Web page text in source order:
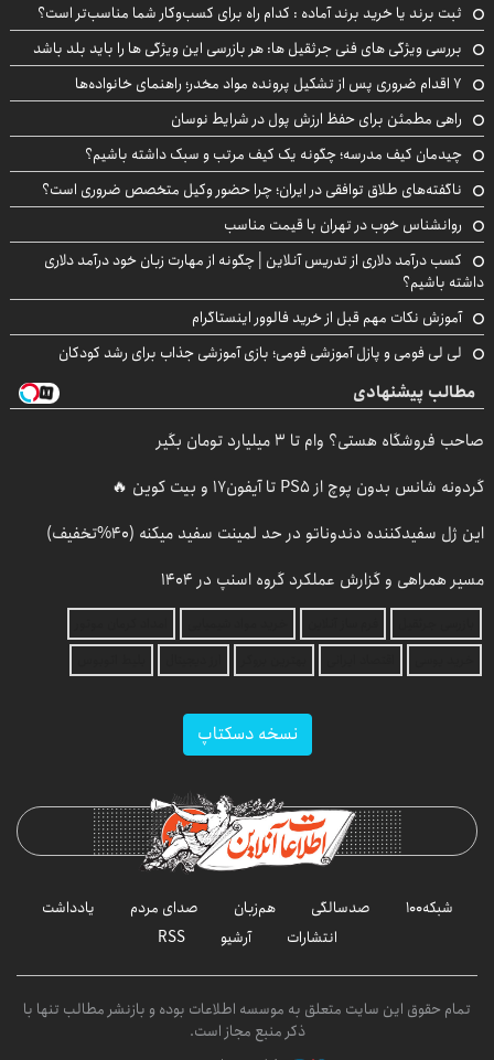
ثبت برند یا خرید برند آماده : کدام راه برای کسب‌وکار شما مناسب‌تر است؟
بررسی ویژگی های فنی جرثقیل ها: هر بازرسی این ویژگی ها را باید بلد باشد
۷ اقدام ضروری پس از تشکیل پرونده مواد مخدر؛ راهنمای خانواده‌ها
راهی مطمئن برای حفظ ارزش پول در شرایط نوسان
چیدمان کیف مدرسه؛ چگونه یک کیف مرتب و سبک داشته باشیم؟
ناگفته‌های طلاق توافقی در ایران؛ چرا حضور وکیل متخصص ضروری است؟
روانشناس خوب در تهران با قیمت مناسب
کسب درآمد دلاری از تدریس آنلاین | چگونه از مهارت زبان خود درآمد دلاری
داشته باشیم؟
آموزش نکات مهم قبل از خرید فالوور اینستاگرام
لی لی فومی و پازل آموزشی فومی؛ بازی آموزشی جذاب برای رشد کودکان
مطالب پیشنهادی
صاحب فروشگاه هستی؟ وام تا ۳ میلیارد تومان بگیر
گردونه شانس بدون پوچ از PS5 تا آیفون17 و بیت کوین 🔥
این ژل سفیدکننده دندوناتو در حد لمینت سفید میکنه (40%تخفیف)
مسیر همراهی و گزارش عملکرد گروه اسنپ در ۱۴۰۴
نسخه دسکتاپ
شبکه۱۰۰ صدسالگی هم‌زبان صدای مردم
یادداشت
انتشارات
آرشیو RSS
تمام حقوق این سایت متعلق به موسسه اطلاعات بوده و بازنشر مطالب تنها با
ذکر منبع مجاز است.